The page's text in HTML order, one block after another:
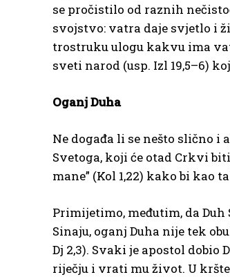
se pročistilo od raznih
svojstvo: vatra daje svjetlo i
trostruku ulogu kakvu ima
sveti narod (usp. Izl 19,5–6)
Oganj Duha
Ne događa li se nešto slično i
Svetoga, koji će otad Crkvi
mane” (Kol 1,22) kako bi
Primijetimo, međutim, da
Sinaju, oganj Duha nije tek
Dj 2,3). Svaki je apostol
riječju i vrati mu život. U